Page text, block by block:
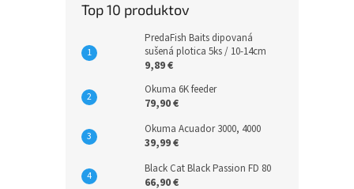
Top 10 produktov
PredaFish Baits dipovaná
sušená plotica 5ks / 10-14cm
9,89 €
Okuma 6K feeder
79,90 €
Okuma Acuador 3000, 4000
39,99 €
Black Cat Black Passion FD 80
66,90 €